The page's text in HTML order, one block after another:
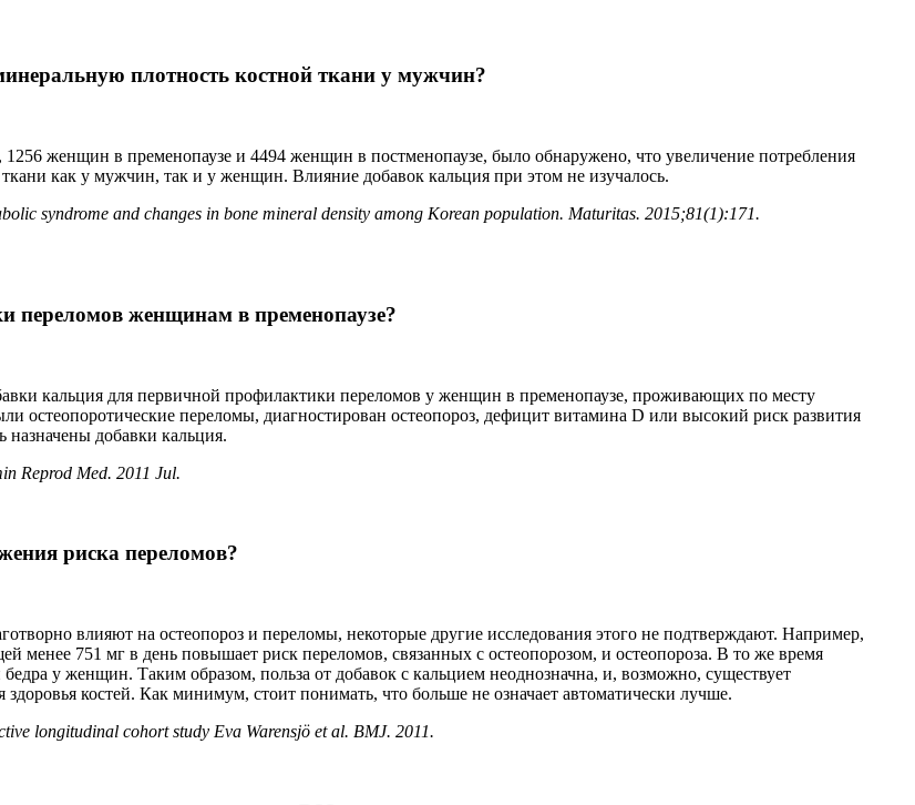
плотность костной ткани у мужчин?
женщин в пременопаузе и 4494 женщин в постменопаузе, было обнаружено, что увеличение потребления
как у мужчин, так и у женщин. Влияние добавок кальция при этом не изучалось.
syndrome and changes in bone mineral density among Korean population. Maturitas. 2015;81(1):171.
переломов женщинам в пременопаузе?
кальция для первичной профилактики переломов у женщин в пременопаузе, проживающих по месту
остеопоротические переломы, диагностирован остеопороз, дефицит витамина D или высокий риск развития
назначены добавки кальция.
Reprod Med. 2011 Jul.
риска переломов?
влияют на остеопороз и переломы, некоторые другие исследования этого не подтверждают. Например,
менее 751 мг в день повышает риск переломов, связанных с остеопорозом, и остеопороза. В то же время
у женщин. Таким образом, польза от добавок с кальцием неоднозначна, и, возможно, существует
костей. Как минимум, стоит понимать, что больше не означает автоматически лучше.
longitudinal cohort study Eva Warensjö et al. BMJ. 2011.